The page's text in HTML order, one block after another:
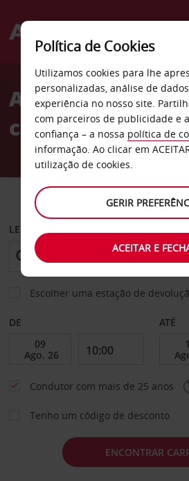
Welcome
AvisAluguer de
carros
CARRO
LEVANTAR EM
Escolher uma estação de
DE ATÉ
Condutor com mais de 25 anos
Tenho um código de desconto
ENCONTRAR
Política de Cookies
Utilizamos cookies para lhe
personalizadas, análise de
experiência no nosso site.
com parceiros de publicidade e
confiança – a nossa política de
informação. Ao clicar em
utilização de cookies.
GERIR
ACEITAR E